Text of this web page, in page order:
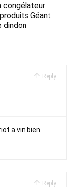
congélateur
Géant
dindon
Reply
a vin bien
Reply